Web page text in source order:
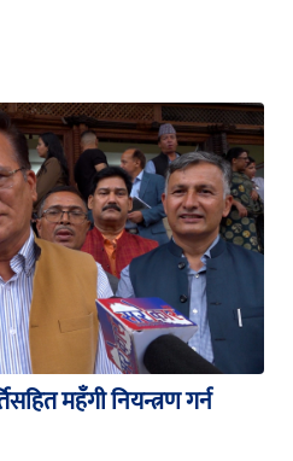
महँगी नियन्त्रण गर्न